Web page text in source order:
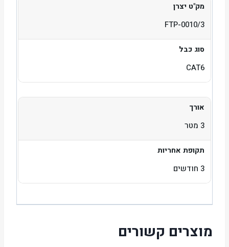
מק"ט יצרן
FTP-0010/3
סוג כבל
CAT6
אורך
3 מטר
תקופת אחריות
3 חודשים
מוצרים קשורים